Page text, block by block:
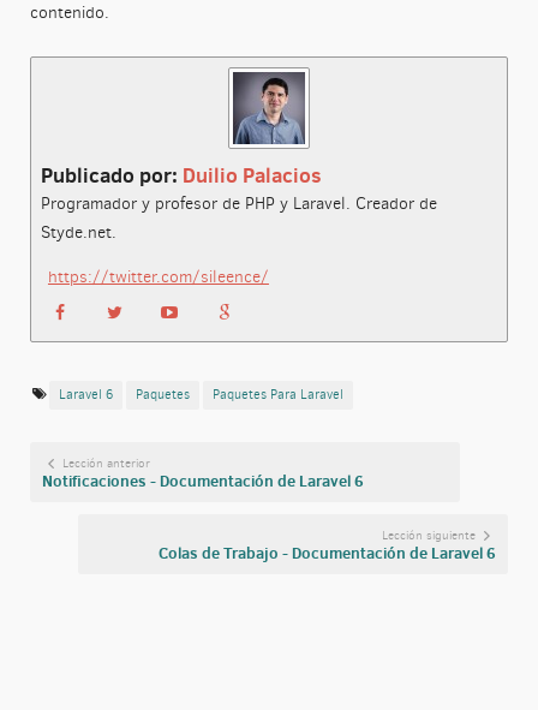
contenido.
Publicado por: Duilio Palacios
Programador y profesor de PHP y Laravel. Creador de
Styde.net.
https://twitter.com/sileence/
Laravel 6 Paquetes Paquetes Para Laravel
Lección anterior
Notificaciones - Documentación de Laravel 6
Lección siguiente
Colas de Trabajo - Documentación de Laravel 6